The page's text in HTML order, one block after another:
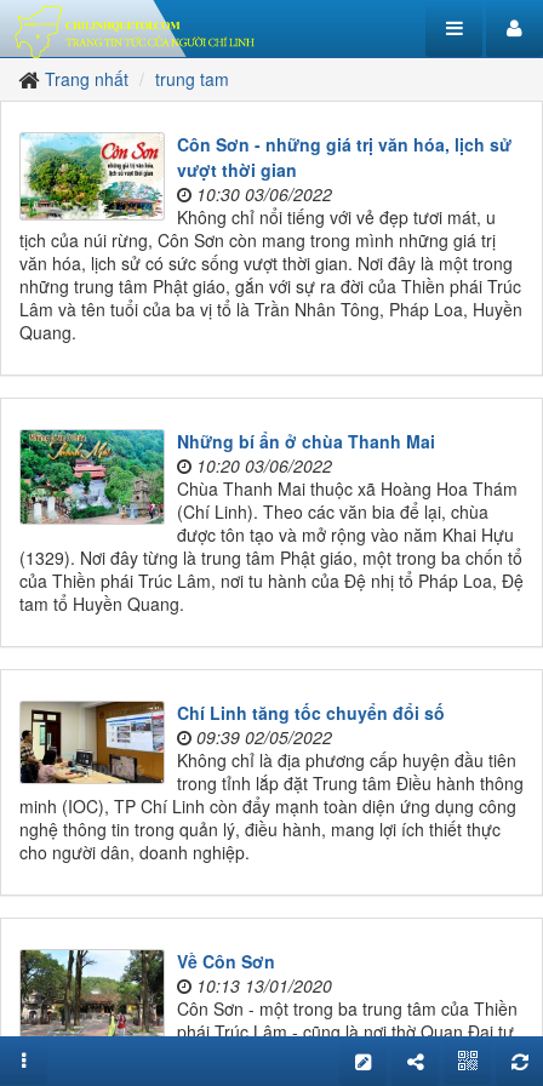
Trang nhất trung tam
Côn Sơn - những giá trị văn hóa, lịch sử
vượt thời gian
10:30 03/06/2022
Không chỉ nổi tiếng với vẻ đẹp tươi mát, u
tịch của núi rừng, Côn Sơn còn mang trong mình những giá trị
văn hóa, lịch sử có sức sống vượt thời gian. Nơi đây là một trong
những trung tâm Phật giáo, gắn với sự ra đời của Thiền phái Trúc
Lâm và tên tuổi của ba vị tổ là Trần Nhân Tông, Pháp Loa, Huyền
Quang.
Những bí ẩn ở chùa Thanh Mai
10:20 03/06/2022
Chùa Thanh Mai thuộc xã Hoàng Hoa Thám
(Chí Linh). Theo các văn bia để lại, chùa
được tôn tạo và mở rộng vào năm Khai Hựu
(1329). Nơi đây từng là trung tâm Phật giáo, một trong ba chốn tổ
của Thiền phái Trúc Lâm, nơi tu hành của Đệ nhị tổ Pháp Loa, Đệ
tam tổ Huyền Quang.
Chí Linh tăng tốc chuyển đổi số
09:39 02/05/2022
Không chỉ là địa phương cấp huyện đầu tiên
trong tỉnh lắp đặt Trung tâm Điều hành thông
minh (IOC), TP Chí Linh còn đẩy mạnh toàn diện ứng dụng công
nghệ thông tin trong quản lý, điều hành, mang lợi ích thiết thực
cho người dân, doanh nghiệp.
Về Côn Sơn
10:13 13/01/2020
Côn Sơn - một trong ba trung tâm của Thiền
phái Trúc Lâm - cũng là nơi thờ Quan Đại tư
đồ Trần Nguyên Đán và Anh hùng dân tộc -
Danh nhân văn hóa thế giới Nguyễn Trãi. Mỗi lần đến với danh